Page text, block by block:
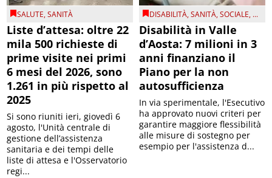
SALUTE,SANITÀ
Liste d’attesa: oltre 22
mila 500 richieste di
prime visite nei primi
6 mesi del 2026, sono
1.261 in più rispetto al
2025
Si sono riuniti ieri, giovedì 6
agosto, l'Unità centrale di
gestione dell’assistenza
sanitaria e dei tempi delle
liste di attesa e l'Osservatorio
regi...
DISABILITÀ,SANITÀ,SOCIALE, ...
Disabilità in Valle
d’Aosta: 7 milioni in 3
anni finanziano il
Piano per la non
autosufficienza
In via sperimentale, l'Esecutivo
ha approvato nuovi criteri per
garantire maggiore flessibilità
alle misure di sostegno per
esempio per l'assistenza d...